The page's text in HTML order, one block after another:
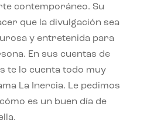
contemporáneo. Su
que la divulgación sea
y entretenida para
En sus cuentas de
te lo cuenta todo muy
La Inercia. Le pedimos
es un buen día de